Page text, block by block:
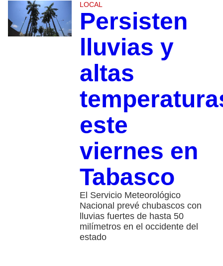
LOCAL
Persisten
lluvias y
altas
este
viernes en
Tabasco
El Servicio Meteorológico
Nacional prevé chubascos con
lluvias fuertes de hasta 50
milímetros en el occidente del
estado